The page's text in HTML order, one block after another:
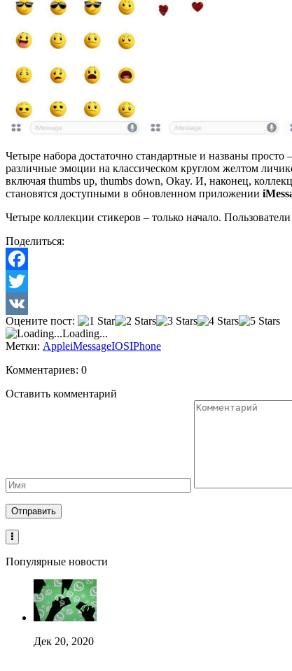
Четыре набора достаточно стандартные и названы
различные эмоции на классическом круглом желтом
включая thumbs up, thumbs down, Okay. И, наконец,
становятся доступными в обновленном приложении
Четыре коллекции стикеров – только начало.
Поделиться:
Facebook
Twitter
VK
Оцените пост:
Loading...
Метки: AppleiMessageIOSIPhone
Комментариев: 0
Оставить комментарий
Популярные новости
Дек 20, 2020